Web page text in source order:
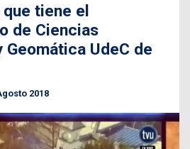
tiene el
de Ciencias
Geomática UdeC de
2018